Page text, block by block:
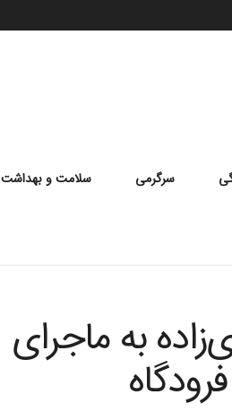
سرگرمی سلامت و بهداشت
به ماجرای